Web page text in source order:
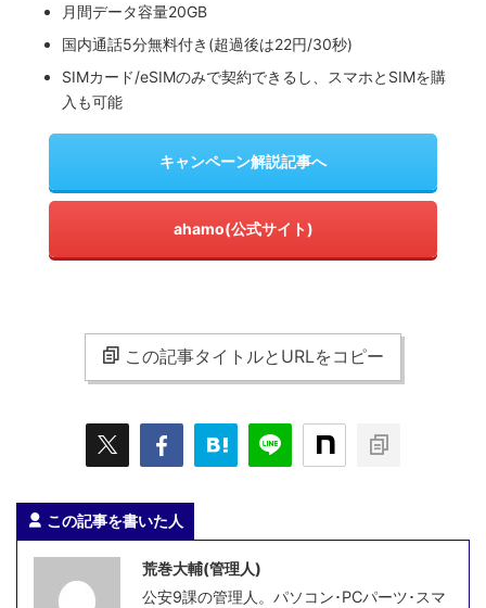
月間データ容量20GB
国内通話5分無料付き(超過後は22円/30秒)
SIMカード/eSIMのみで契約できるし、スマホとSIMを購
入も可能
キャンペーン解説記事へ
ahamo(公式サイト)
この記事タイトルとURLをコピー
この記事を書いた人
荒巻大輔(管理人)
公安9課の管理人。パソコン･PCパーツ･スマ